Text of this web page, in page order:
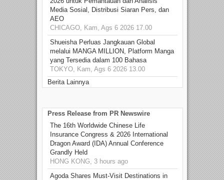
Media Sosial, Distribusi Siaran Pers, dan
AEO
CHICAGO, Kam, Ags 6 2026 17.00
Shueisha Perluas Jangkauan Global
melalui MANGA MILLION, Platform Manga
yang Tersedia dalam 100 Bahasa
TOKYO, Kam, Ags 6 2026 13.00
Berita Lainnya
Press Release from PR Newswire
The 16th Worldwide Chinese Life
Insurance Congress & 2026 International
Dragon Award (IDA) Annual Conference
Grandly Held
HONG KONG, 3 hours ago
Agoda Shares Must-Visit Destinations in